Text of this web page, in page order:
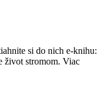
si do nich e-knihu:
život stromom. Viac